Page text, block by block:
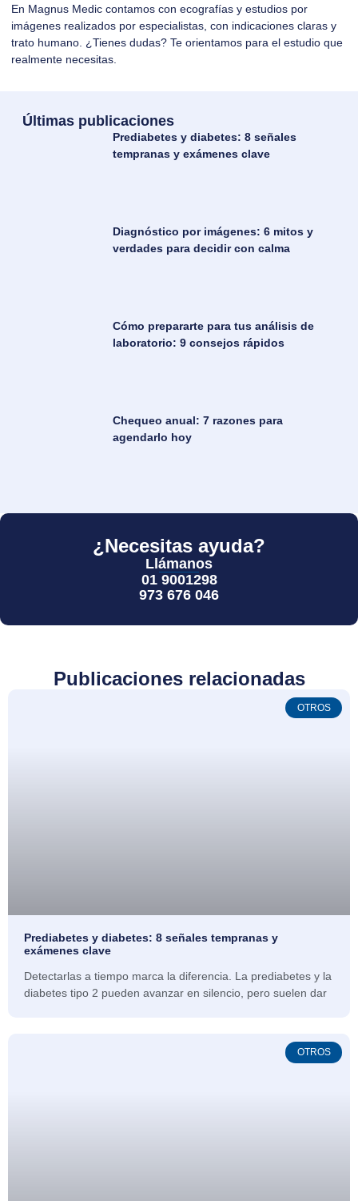
En Magnus Medic contamos con ecografías y estudios por
imágenes realizados por especialistas, con indicaciones claras y
trato humano. ¿Tienes dudas? Te orientamos para el estudio que
realmente necesitas.
Últimas publicaciones
Prediabetes y diabetes: 8 señales
tempranas y exámenes clave
Diagnóstico por imágenes: 6 mitos y
verdades para decidir con calma
Cómo prepararte para tus análisis de
laboratorio: 9 consejos rápidos
Chequeo anual: 7 razones para
agendarlo hoy
¿Necesitas ayuda?
Llámanos
01 9001298
973 676 046
Publicaciones relacionadas
OTROS
Prediabetes y diabetes: 8 señales tempranas y
exámenes clave
Detectarlas a tiempo marca la diferencia. La prediabetes y la
diabetes tipo 2 pueden avanzar en silencio, pero suelen dar
OTROS